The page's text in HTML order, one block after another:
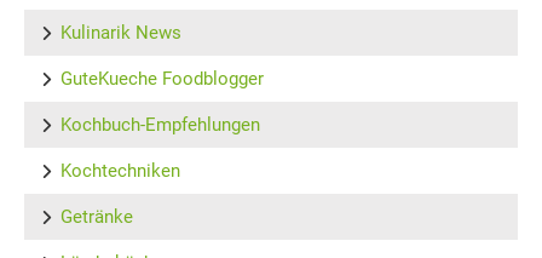
Kulinarik News
GuteKueche Foodblogger
Kochbuch-Empfehlungen
Kochtechniken
Getränke